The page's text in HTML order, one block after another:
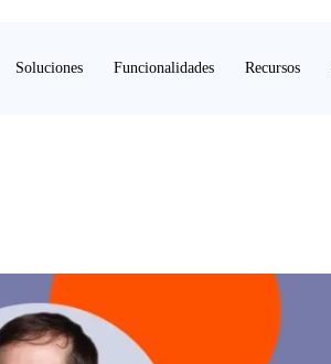
Soluciones Funcionalidades Recursos